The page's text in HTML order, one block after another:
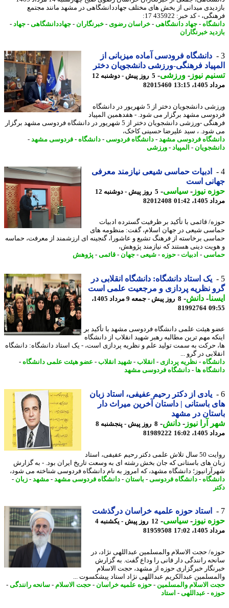
میدانی از بخش های مختلف جهاددانشگاهی در مشهد مانند مجتمع
- کد خبر: 435922 17:
-جهاد دانشگاهی-خراسان رضوی-خبرنگاران- جهاددانشگاهی-جهاد -
خبرنگاران
دانشگاه فرودسی آماده میزبانی از
فرهنگی-ورزشی دانشجویان دختر
نیوز-ورزشی-
5 روز پیش - دوشنبه 12
13:15
82015460
ورزشی دانشجویان دختر از 5 شهریور در دانشگاه
مشهد برگزار می شود. - هفدهمین المپیاد
فرهنگی -ورزشی دانشجویان دختر از 5 شهریور در دانشگاه فردوسی مشهد برگزار
، سید علیرضا حسینی کاخک،
فردوسی مشهد-دانشگاه فردوسی-دانشگاه-فردوسی مشهد-
-المپیاد-ورزشی
ادبیات حماسی شیعی نیازمند معرفی
است
نیوز-سیاسی-
5 روز پیش - دوشنبه 12
01:42
82012408
قائمی با تأکید بر ظرفیت گسترده ادبیات
شیعی در جهان اسلام، گفت: منظومه های
برخاسته از فرهنگ تشیع و عاشورا، گنجینه ای ارزشمند از معرفت، حماسه
دینی هستند که نیازمند پژوهش،
-ادبیات-حوزه-شیعی-جهان-قائمی-پژوهش
یک استاد دانشگاه: دانشگاه انقلابی در
نظریه پردازی و مرجعیت علمی است
-دانش -
8 روز پیش - جمعه 9 مرداد 1405،
81992764
هیئت علمی دانشگاه فردوسی مشهد با تأکید بر
مهم ترین مطالبه رهبر شهید انقلاب از دانشگاه
حرکت به سمت تولید علم و نظریه پردازی است، - یک استاد دانشگاه: دانشگاه
در گرو ...
-نظریه پردازی- انقلاب-شهید انقلاب-عضو هیئت علمی دانشگاه-
ها- دانشگاه فردوسی مشهد
یادی از دکتر رحیم عفیفی، استاد زبان
باستانی | داستان آخرین میراث دار
در مشهد
آرا نیوز-دانش -
8 روز پیش - پنجشنبه 8
16:02
81989222
روایت 50 سال تلاش علمی دکتر رحیم عفیفی، استاد
های باستانی که جان بخش رشته ای به وسعت تاریخ ایران بود. - به گزارش
دانشگاه مشهد، که امروز به نام دانشگاه فردوسی شناخته می شود،
-دانشگاه فردوسی-باستان-دانشگاه فردوسی مشهد-مشهد-زبان -
استاد حوزه علمیه خراسان درگذشت
نیوز-سیاسی-
12 روز پیش - یکشنبه 4
17:02
81959508
حجت الاسلام والمسلمین عبداللهی نژاد، در
رانندگی دار فانی را وداع گفت. به گزارش
خبرگزاری حوزه از مشهد، حجت الاسلام
عبدالکریم عبداللهی نژاد استاد پیشکسوت ...
الاسلام والمسلمین-حوزه علمیه خراسان-حجت الاسلام-سانحه رانندگی-
-عبداللهی-استاد